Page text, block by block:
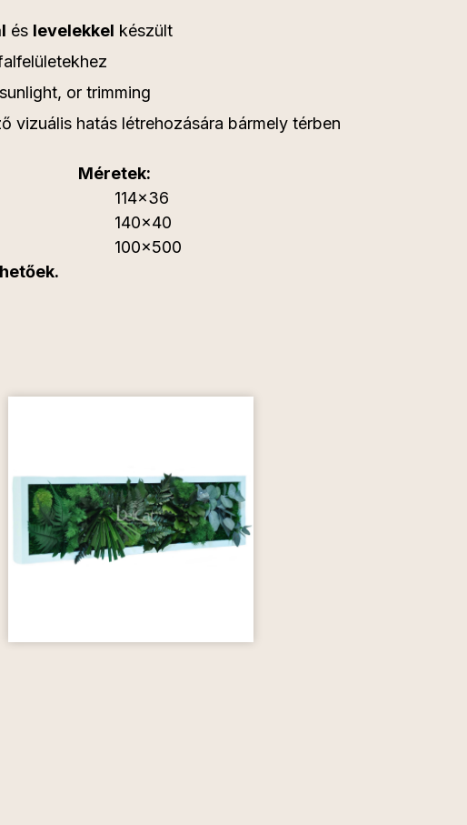
és levelekkel készült
or trimming
vizuális hatás létrehozására bármely térben
Méretek:
114x36
140x40
100x500